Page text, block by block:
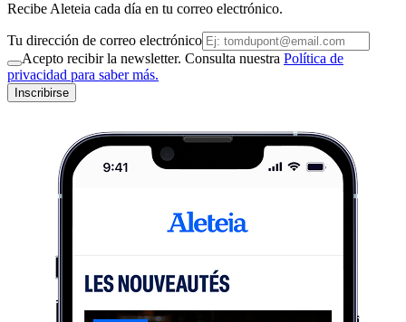
Recibe Aleteia cada día en tu correo electrónico.
Tu dirección de correo electrónico
Acepto recibir la newsletter. Consulta nuestra Política de
privacidad para saber más.
Inscribirse